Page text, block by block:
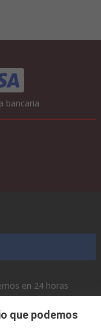
bancaria
en 24 horas
que podemos